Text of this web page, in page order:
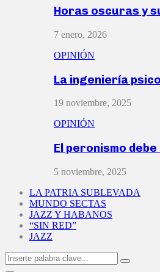
Horas oscuras y
7 enero, 2026
OPINIÓN
La ingeniería
19 noviembre, 2025
OPINIÓN
El peronismo
5 noviembre, 2025
LA PATRIA SUBLEVADA
MUNDO SECTAS
JAZZ Y HABANOS
“SIN RED”
JAZZ
Search
for:
Search